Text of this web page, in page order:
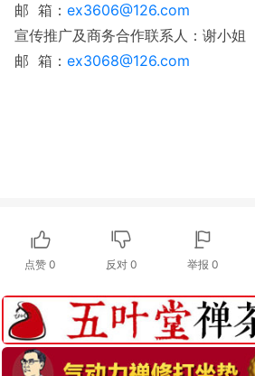
邮 箱： ex3606@126.com
宣传推广及商务合作联系人：谢小姐
邮 箱： ex3068@126.com
点赞0 反对 0 举报 0